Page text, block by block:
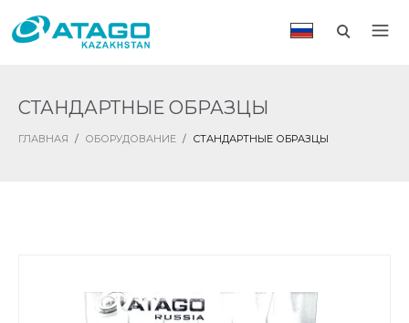
СТАНДАРТНЫЕ ОБРАЗЦЫ
ГЛАВНАЯ / ОБОРУДОВАНИЕ / СТАНДАРТНЫЕ ОБРАЗЦЫ